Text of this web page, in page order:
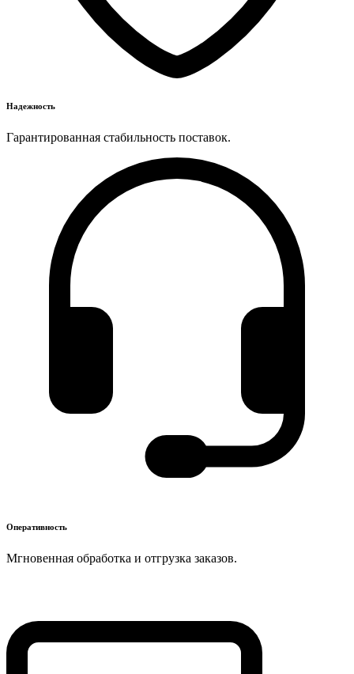
Надежность
Гарантированная стабильность поставок.
Оперативность
Мгновенная обработка и отгрузка заказов.